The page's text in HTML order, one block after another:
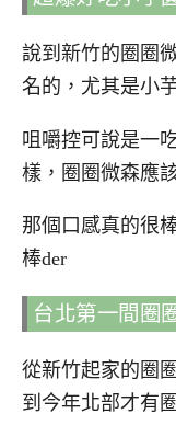
說到新竹的圈圈
名的，尤其是小
咀嚼控可說是一
樣，圈圈微森應
那個口感真的很
棒der
台北第一間圈
從新竹起家的圈
到今年北部才有